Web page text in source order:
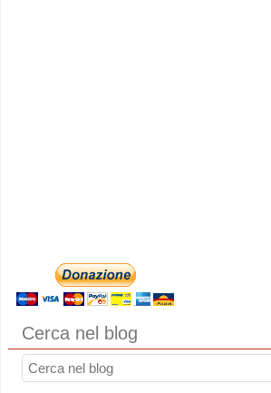
Cerca nel blog